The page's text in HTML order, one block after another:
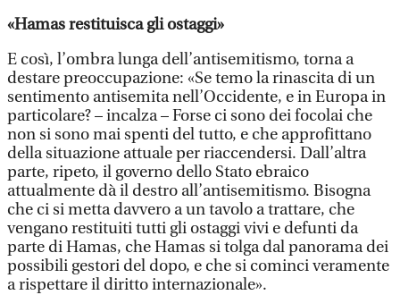
«Hamas restituisca gli ostaggi»
E così, l’ombra lunga dell’antisemitismo, torna a
destare preoccupazione: «Se temo la rinascita di un
sentimento antisemita nell’Occidente, e in Europa in
particolare? – incalza – Forse ci sono dei focolai che
non si sono mai spenti del tutto, e che approfittano
della situazione attuale per riaccendersi. Dall’altra
parte, ripeto, il governo dello Stato ebraico
attualmente dà il destro all’antisemitismo. Bisogna
che ci si metta davvero a un tavolo a trattare, che
vengano restituiti tutti gli ostaggi vivi e defunti da
parte di Hamas, che Hamas si tolga dal panorama dei
possibili gestori del dopo, e che si cominci veramente
a rispettare il diritto internazionale».